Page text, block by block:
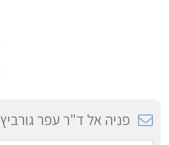
פניה אל ד"ר עפר גורביץ